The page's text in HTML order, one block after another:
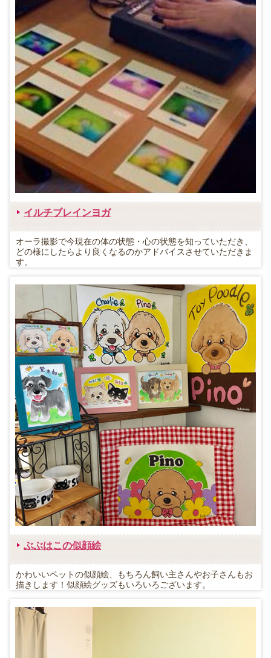
イルチブレインヨガ
オーラ撮影で今現在の体の状態・心の状態を知っていただき、
どの様にしたらより良くなるのかアドバイスさせていただきま
す。
ぶぶはこの似顔絵
かわいいペットの似顔絵、もちろん飼い主さんやお子さんもお
描きします！似顔絵グッズもいろいろございます。